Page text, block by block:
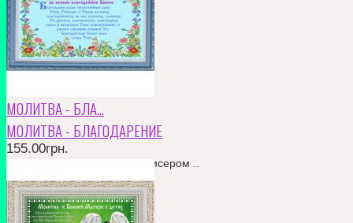
МОЛИТВА - БЛА...
МОЛИТВА - БЛАГОДАРЕНИЕ
155.00грн.
частичная вышивка. гладь бисером ..
В ЗАКЛАДКИ
В СРАВНЕНИЕ
155.00грн.